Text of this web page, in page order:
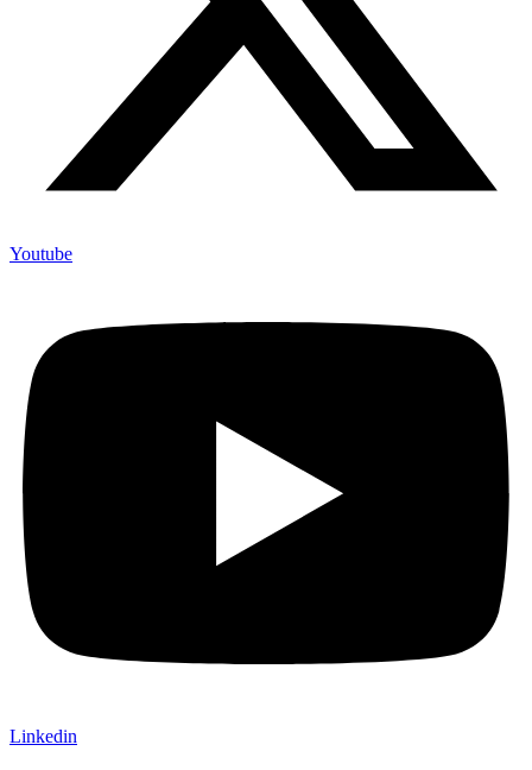
Youtube
Linkedin